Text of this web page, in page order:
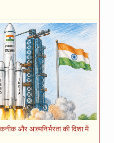
और आत्मनिर्भरता की दिशा में